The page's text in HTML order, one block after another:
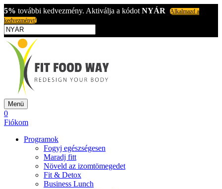
5% további kedvezmény. Aktiválja a kódot NYÁR
Alkalmazd a
kedvezményt!
Menü
0
Fiókom
Programok
Fogyj egészségesen
Maradj fitt
Növeld az izomtömegedet
Fit & Detox
Business Lunch